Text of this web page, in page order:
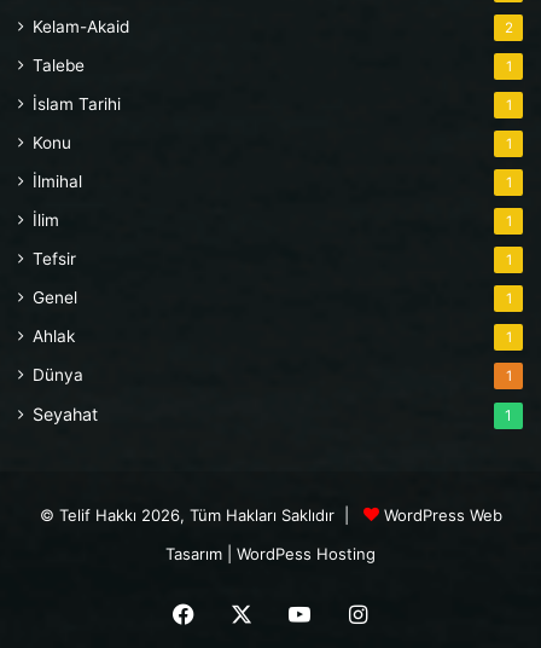
Kelam-Akaid 2
Talebe 1
İslam Tarihi 1
Konu 1
İlmihal 1
İlim 1
Tefsir 1
Genel 1
Ahlak 1
Dünya 1
Seyahat 1
© Telif Hakkı 2026, Tüm Hakları Saklıdır |
WordPress Web
Tasarım
WordPess Hosting
Facebook YouTubeInstagram